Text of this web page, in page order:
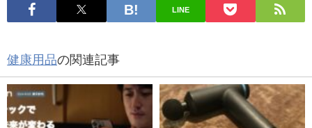
LINE
健康用品の関連記事